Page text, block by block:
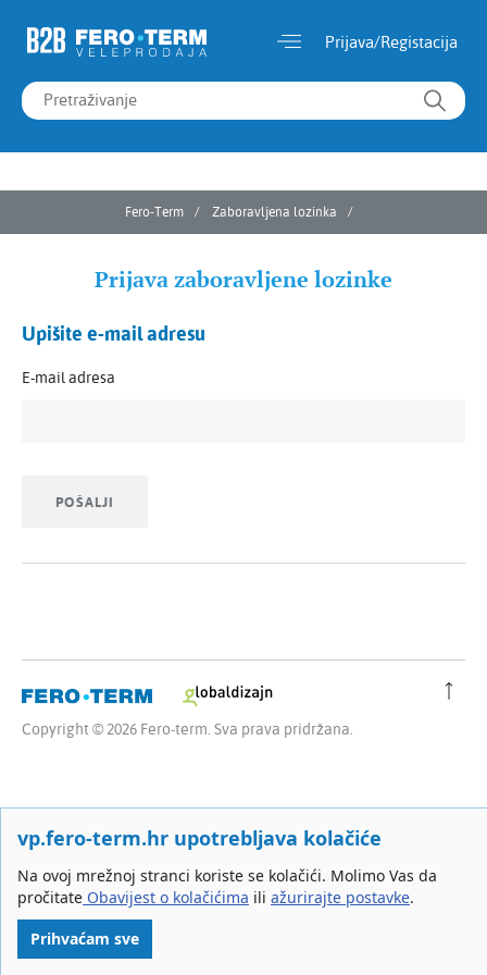
Prijava/Registacija
Fero-Term Zaboravljena lozinka
Prijava zaboravljene lozinke
Upišite e-mail adresu
E-mail adresa
Copyright © 2026 Fero-term. Sva prava pridržana.
vp.fero-term.hr upotrebljava kolačiće
Na ovoj mrežnoj stranci koriste se kolačići. Molimo Vas da
pročitate Obavijest o kolačićima ili ažurirajte postavke.
Prihvaćam sve